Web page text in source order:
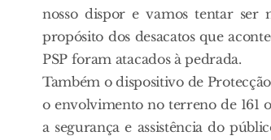
nosso dispor e vamos tentar ser
propósito dos desacatos que
PSP foram atacados à pedrada.
Também o dispositivo de
o envolvimento no terreno de 161
a segurança e assistência do